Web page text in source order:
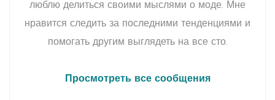
люблю делиться своими мыслями о моде. Мне
нравится следить за последними тенденциями и
помогать другим выглядеть на все сто.
Просмотреть все сообщения